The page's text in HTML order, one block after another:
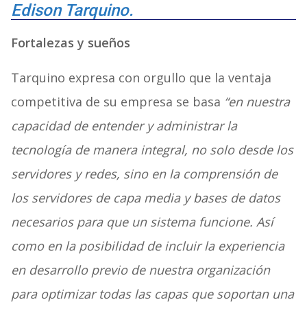
Edison Tarquino.
Fortalezas y sueños
Tarquino expresa con orgullo que la ventaja
competitiva de su empresa se basa “en nuestra
capacidad de entender y administrar la
tecnología de manera integral, no solo desde los
servidores y redes, sino en la comprensión de
los servidores de capa media y bases de datos
necesarios para que un sistema funcione. Así
como en la posibilidad de incluir la experiencia
en desarrollo previo de nuestra organización
para optimizar todas las capas que soportan una